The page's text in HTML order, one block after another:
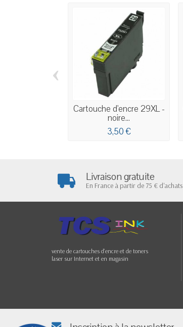
Cartouche d'encre 29XL -
noire...
3,50 €
‹
Livraison gratuite
En France à partir de 75 € d'achats
vente de cartouches d'encre et de toners
laser sur Internet et en magasin